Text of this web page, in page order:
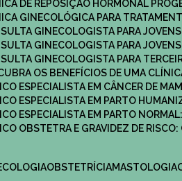
DE REPOSIÇÃO HORMONAL
GINECOLÓGICA PARA
GINECOLOGISTA PARA
GINECOLOGISTA PARA
GINECOLOGISTA PARA
OS BENEFÍCIOS DE UMA
ESPECIALISTA EM CÂNCER DE
ESPECIALISTA EM PARTO
ESPECIALISTA EM PARTO
OBSTETRA E GRAVIDEZ DE
OBSTETRÍCIA MASTOLOGIA